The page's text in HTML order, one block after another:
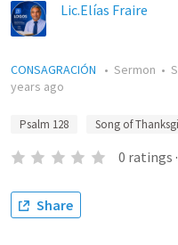
Lic.Elías Fraire
CONSAGRACIÓN • Sermon •
years ago
Psalm 128 Song of
0 ratings ·
Share